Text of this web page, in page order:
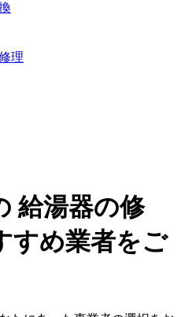
理
給湯器の修
すめ業者をご